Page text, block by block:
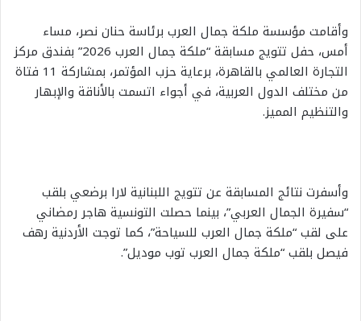
وأقامت مؤسسة ملكة جمال العرب برئاسة حنان نصر، مساء
أمس، حفل تتويج مسابقة “ملكة جمال العرب 2026” بفندق مركز
التجارة العالمي بالقاهرة، برعاية حزب المؤتمر، بمشاركة 11 فتاة
من مختلف الدول العربية، في أجواء اتسمت بالأناقة والإبهار
والتنظيم المميز.
وأسفرت نتائج المسابقة عن تتويج اللبنانية لارا برضعي بلقب
“سفيرة الجمال العربي”، بينما حصلت التونسية هاجر رمضاني
على لقب “ملكة جمال العرب للسياحة”، كما توجت الأردنية رهف
فيصل بلقب “ملكة جمال العرب توب موديل”.